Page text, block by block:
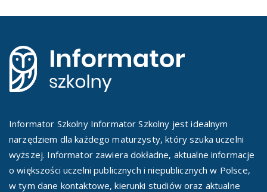
Informator Szkolny Informator Szkolny jest idealnym
narzędziem dla każdego maturzysty, który szuka uczelni
wyższej. Informator zawiera dokładne, aktualne informacje
o większości uczelni publicznych i niepublicznych w Polsce,
w tym dane kontaktowe, kierunki studiów oraz aktualne